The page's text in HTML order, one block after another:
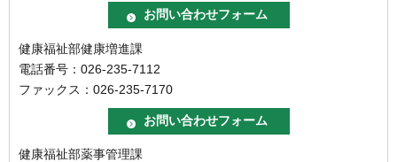
健康福祉部健康増進課
電話番号：026-235-7112
ファックス：026-235-7170
健康福祉部薬事管理課